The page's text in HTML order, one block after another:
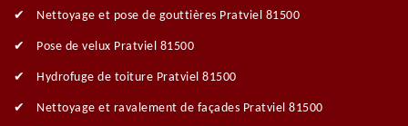
Nettoyage et pose de gouttières Pratviel 81500
Pose de velux Pratviel 81500
Hydrofuge de toiture Pratviel 81500
Nettoyage et ravalement de façades Pratviel 81500